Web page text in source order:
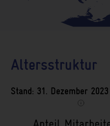
Altersstruktur
Stand: 31. Dezember 2023